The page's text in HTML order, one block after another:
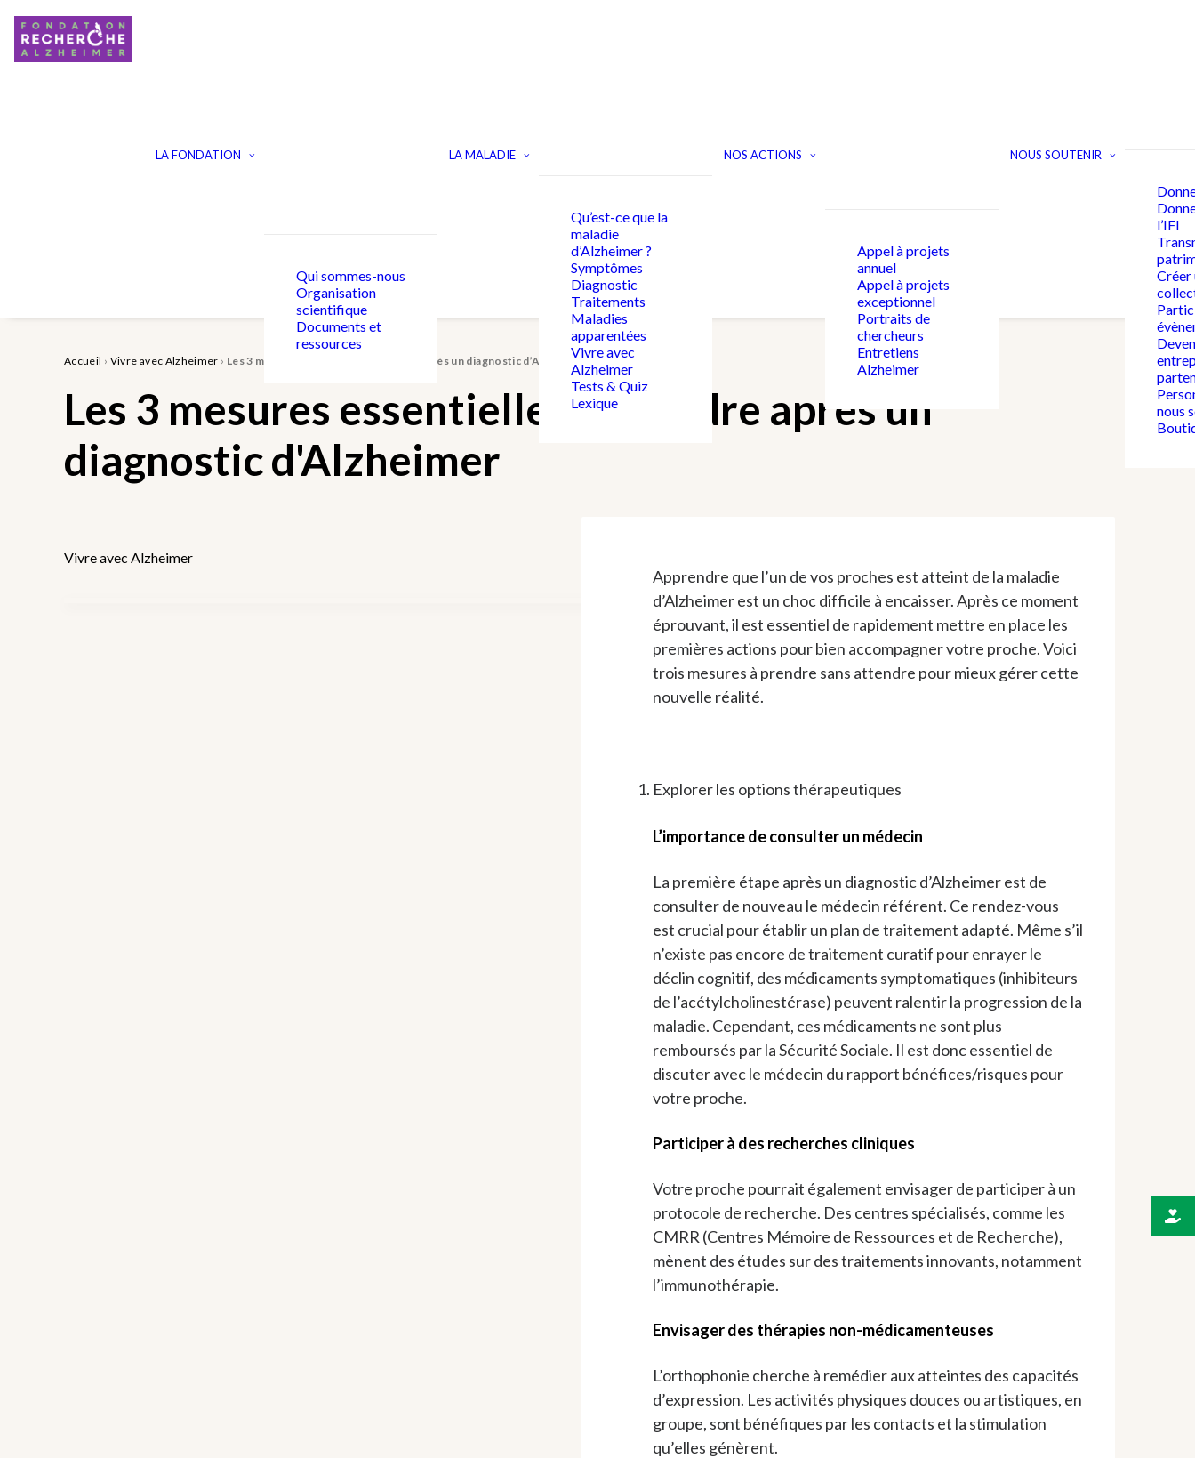
LA FONDATION
Qui sommes-nous
Organisation
scientifique
Documents et
ressources
LA MALADIE
Qu’est-ce que la
maladie
d’Alzheimer ?
Symptômes
Diagnostic
Traitements
Maladies
apparentées
Vivre avec
Alzheimer
Tests & Quiz
Lexique
NOS ACTIONS
Appel à projets
annuel
Appel à projets
exceptionnel
Portraits de
chercheurs
Entretiens
Alzheimer
NOUS SOUTENIR
l’IFI
Créer
nous
Accueil › Vivre avec Alzheimer › Les 3 mesures essentielles à prendre après un diagnostic d’Alzheimer
Les 3 mesures essentielles à prendre après un
diagnostic d'Alzheimer
Vivre avec Alzheimer
Apprendre que l’un de vos proches est atteint de la maladie
d’Alzheimer est un choc difficile à encaisser. Après ce moment
éprouvant, il est essentiel de rapidement mettre en place les
premières actions pour bien accompagner votre proche. Voici
trois mesures à prendre sans attendre pour mieux gérer cette
nouvelle réalité.
Explorer les options thérapeutiques
L’importance de consulter un médecin
La première étape après un diagnostic d’Alzheimer est de
consulter de nouveau le médecin référent. Ce rendez-vous
est crucial pour établir un plan de traitement adapté. Même s’il
n’existe pas encore de traitement curatif pour enrayer le
déclin cognitif, des médicaments symptomatiques (inhibiteurs
de l’acétylcholinestérase) peuvent ralentir la progression de la
maladie. Cependant, ces médicaments ne sont plus
remboursés par la Sécurité Sociale. Il est donc essentiel de
discuter avec le médecin du rapport bénéfices/risques pour
votre proche.
Participer à des recherches cliniques
Votre proche pourrait également envisager de participer à un
protocole de recherche. Des centres spécialisés, comme les
CMRR (Centres Mémoire de Ressources et de Recherche),
mènent des études sur des traitements innovants, notamment
l’immunothérapie.
Envisager des thérapies non-médicamenteuses
L’orthophonie cherche à remédier aux atteintes des capacités
d’expression. Les activités physiques douces ou artistiques, en
groupe, sont bénéfiques par les contacts et la stimulation
qu’elles génèrent.